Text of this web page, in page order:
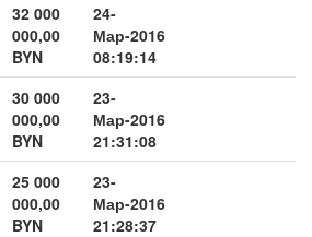
32 000
000,00
BYN
24-
Мар-2016
08:19:14
30 000
000,00
BYN
23-
Мар-2016
21:31:08
25 000
000,00
BYN
23-
Мар-2016
21:28:37